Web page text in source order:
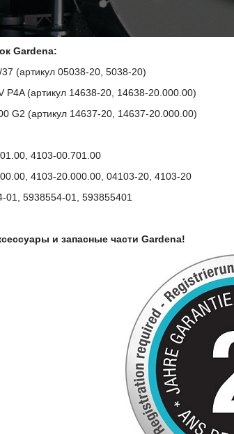
Gardena:
(артикул 05038-20, 5038-20)
(артикул 14638-20, 14638-20.000.00)
G2 (артикул 14637-20, 14637-20.000.00)
4103-00.701.00
4103-20.000.00, 04103-20, 4103-20
01, 5938554-01, 593855401
и запасные части Gardena!